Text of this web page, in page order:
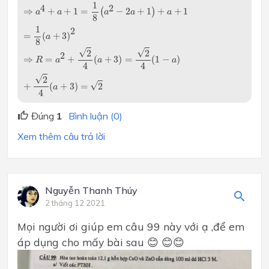
⇒ a4 + a + 1 =
1
8 (a2 − 2a + 1) + a + 1
=
1
8
(a +3)2
⇒ R = a2 +
√2
4
(a +3) =
√2
4
(1 − a)
+
√2
4
(a + 3) = √2
R= +3 +2
Đúng 1 Bình luận (0)
Xem thêm câu trả lời
Nguyễn Thanh Thúy
2 tháng 12 2021
Mọi người ơi giúp em câu 99 này với ạ ,để em
áp dụng cho mấy bài sau 😊 😊😊